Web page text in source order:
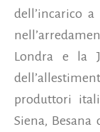
dell’incarico
Londra e la
produttori
Siena,